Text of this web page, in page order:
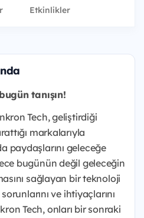
Etkinlikler
tanışın!
Tech, geliştirdiği
markalarıyla
paydaşlarını geleceğe
bugünün değil geleceğin
sağlayan bir teknoloji
ve ihtiyaçlarını
Tech, onları bir sonraki